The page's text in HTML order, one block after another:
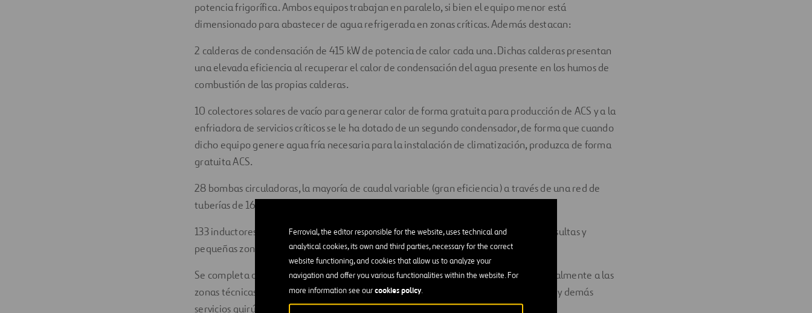
Ferrovial, the editor responsible for the website, uses technical and
analytical cookies, its own and third parties, necessary for the correct
website functioning, and cookies that allow us to analyze your
navigation and offer you various functionalities within the website. For
more information see ourcookies policy.
potencia frigorífica. Ambos equipos trabajan en paralelo, si bien el equipo menor está
dimensionado para abastecer de agua refrigerada en zonas críticas. Además destacan:
2 calderas de condensación de 415 kW de potencia de calor cada una. Dichas calderas presentan
una elevada eficiencia al recuperar el calor de condensación del agua presente en los humos de
combustión de las propias calderas.
10 colectores solares de vacío para generar calor de forma gratuita para producción de ACS y a la
enfriadora de servicios críticos se le ha dotado de un segundo condensador, de forma que cuando
dicho equipo genere agua fría necesaria para la instalación de climatización, produzca de forma
gratuita ACS.
28 bombas circuladoras, la mayoría de caudal variable (gran eficiencia) a través de una red de
tuberías de 16.907 m hacia los elementos terminales.
133 inductores para climatizar zonas hospitalarias y 167 fancoils para climatizar consultas y
pequeñas zonas repartidas por el resto del hospital.
Se completa con una serie de equipos de expansión directa que dan servicio principalmente a las
zonas técnicas. Instalaciones especiales para resonancia magnética, quirófanos, UCI y demás
servicios quirúrgicos.